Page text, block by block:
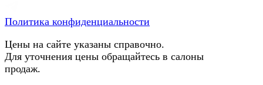
Политика конфиденциальности
Цены на сайте указаны справочно.
Для уточнения цены обращайтесь в салоны
продаж.